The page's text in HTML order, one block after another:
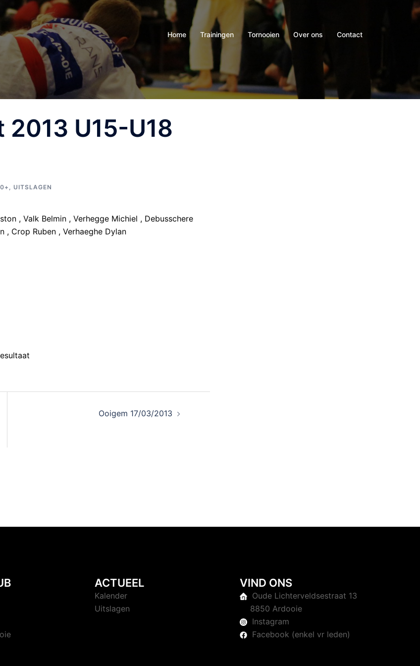
Home Trainingen Tornooien Over ons Contact
U15-U18
, UITSLAGEN
, Valk Belmin , Verhegge Michiel , Debusschere
, Crop Ruben , Verhaeghe Dylan
Ooigem 17/03/2013
ACTUEEL
Kalender
Uitslagen
VIND ONS
Oude Lichterveldsestraat 13
8850 Ardooie
Instagram
Facebook (enkel vr leden)